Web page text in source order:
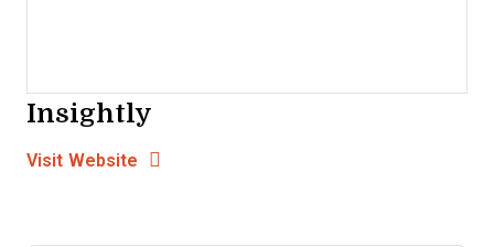
Insightly
Visit Website Opens New Window